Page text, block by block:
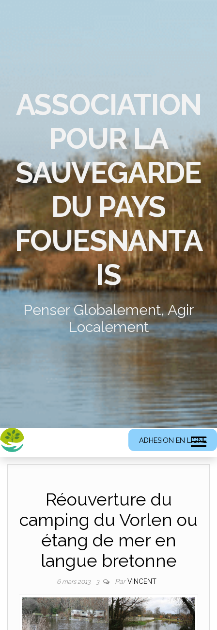
ASSOCIATION
POUR LA
SAUVEGARDE
DU PAYS
FOUESNANTA
IS
Penser Globalement, Agir
Localement
ADHESION EN LIGNE
Réouverture du
camping du Vorlen ou
étang de mer en
langue bretonne
6 mars 2013 3 ParVINCENT